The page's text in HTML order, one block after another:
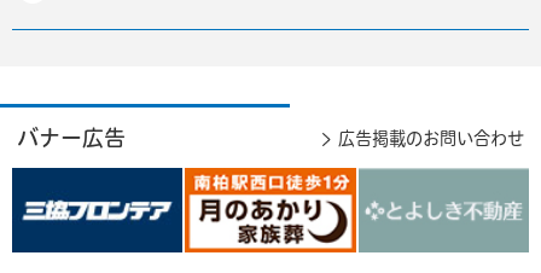
バナー広告 広告掲載のお問い合わせ